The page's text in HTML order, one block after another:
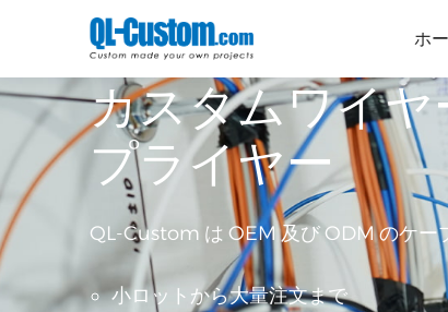
ホ
カスタムワイ
プライヤー
QL-Custom は OEM 及び ODM のケー
小ロットから大量注文まで